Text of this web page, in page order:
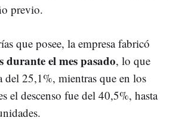
previo.
que posee, la empresa fabricó
durante el mes pasado, lo que
del 25,1%, mientras que en los
el descenso fue del 40,5%, hasta